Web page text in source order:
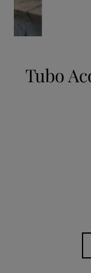
Tubo